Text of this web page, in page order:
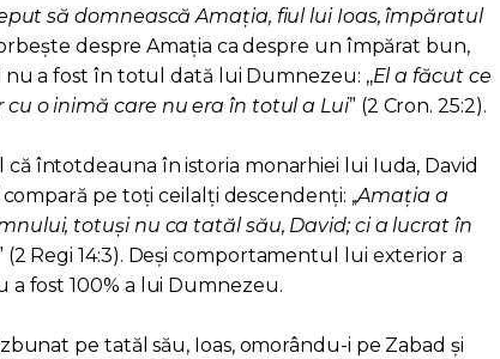
să domnească Amația, fiul lui Ioas, împăratul
despre Amația ca despre un împărat bun,
a fost în totul dată lui Dumnezeu: ,,El a făcut ce
o inimă care nu era în totul a Lui” (2 Cron. 25:2).
întotdeauna în istoria monarhiei lui Iuda, David
pe toți ceilalți descendenți: ,,Amația a
totuși nu ca tatăl său, David; ci a lucrat în
(2 Regi 14:3). Deși comportamentul lui exterior a
fost 100% a lui Dumnezeu.
pe tatăl său, Ioas, omorându-i pe Zabad și